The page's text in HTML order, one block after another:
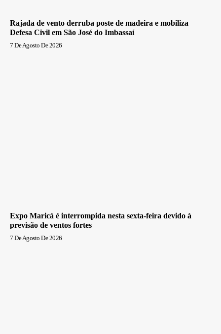
Rajada de vento derruba poste de madeira e mobiliza
Defesa Civil em São José do Imbassaí
7 De Agosto De 2026
Expo Maricá é interrompida nesta sexta-feira devido à
previsão de ventos fortes
7 De Agosto De 2026